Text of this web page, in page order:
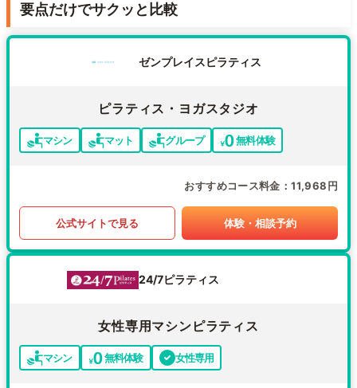
要点だけでサクッと比較
ゼンプレイスピラティス
ピラティス・ヨガスタジオ
マシン マット グループ 無料体験
おすすめコース料金 11,968円
公式サイトで見る 体験・相談予約
24/7ピラティス
女性専用マシンピラティス
マシン 無料体験 女性専用